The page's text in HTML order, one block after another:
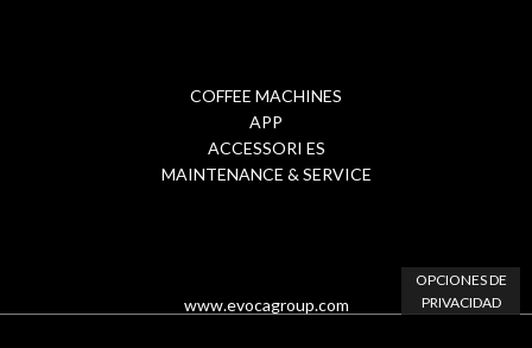
COFFEE MACHINES
APP
ACCESSORI ES
MAINTENANCE & SERVICE
www.evocagroup.com
OPCIONES DE
PRIVACIDAD